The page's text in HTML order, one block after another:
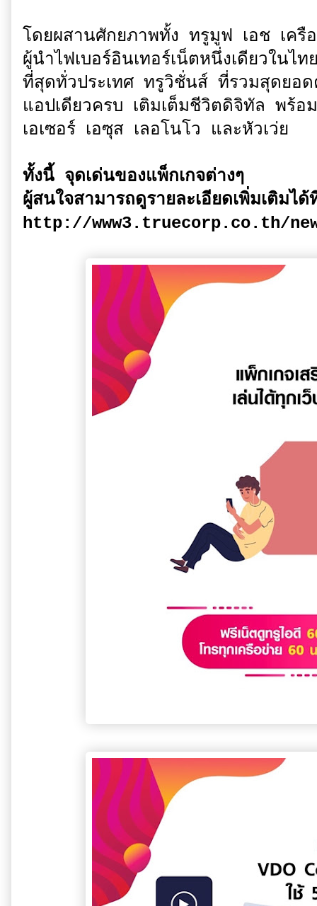
โดยผสานศักยภาพทั้ง ทรูมูฟ เอช เครื
ผู้นำไฟเบอร์อินเทอร์เน็ตหนึ่งเดียวในไ
ที่สุดทั่วประเทศ ทรูวิชั่นส์ ที่รวมสุดยอ
แอปเดียวครบ เติมเต็มชีวิตดิจิทัล พร้อ
เอเซอร์ เอซุส เลอโนโว และหัวเว่ย
ทั้งนี้ จุดเด่นของแพ็กเกจต่างๆ
ผู้สนใจสามารถดูรายละเอียดเพิ่มเติมได้
http://www3.truecorp.co.th/